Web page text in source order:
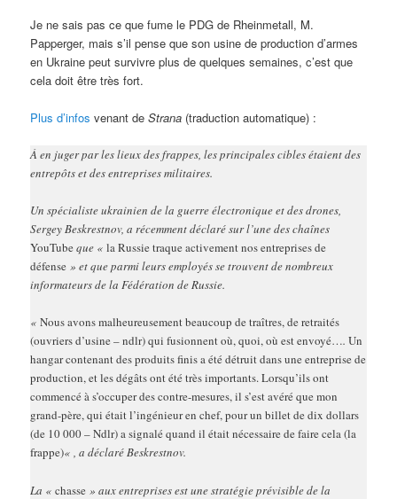
Je ne sais pas ce que fume le PDG de Rheinmetall, M.
Papperger, mais s’il pense que son usine de production d’armes
en Ukraine peut survivre plus de quelques semaines, c’est que
cela doit être très fort.
Plus d’infos venant deStrana (traduction automatique) :
À en juger par les lieux des frappes, les principales cibles étaient des
entrepôts et des entreprises militaires.
Un spécialiste ukrainien de la guerre électronique et des drones,
Sergey Beskrestnov, a récemment déclaré sur l’une des chaînes
YouTubeque «la Russie traque activement nos entreprises de
défense » et que parmi leurs employés se trouvent de nombreux
informateurs de la Fédération de Russie.
«Nous avons malheureusement beaucoup de traîtres, de retraités
(ouvriers d’usine – ndlr) qui fusionnent où, quoi, où est envoyé….Un
hangar contenant des produits finis a été détruit dans une entreprise de
production, et les dégâts ont été très importants. Lorsqu’ils ont
commencé à s’occuper des contre-mesures, il s’est avéré que mon
grand-père, qui était l’ingénieur en chef, pour un billet de dix dollars
(de 10 000 – Ndlr) a signalé quand il était nécessaire de faire cela (la
frappe)« , a déclaré Beskrestnov.
La «chasse » aux entreprises est une stratégie prévisible de la